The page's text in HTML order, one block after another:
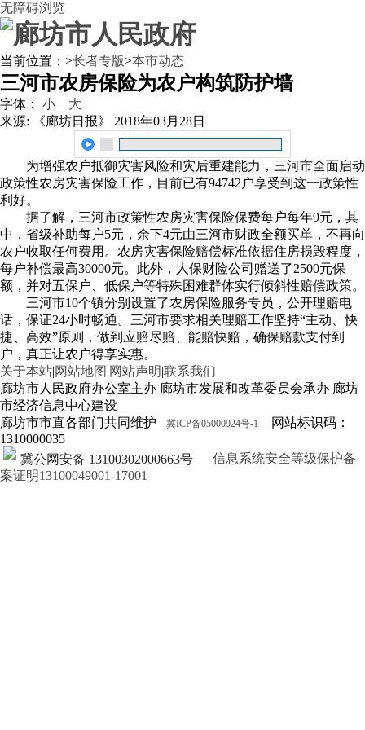
无障碍浏览
当前位置： >长者专版>本市动态
三河市农房保险为农户构筑防护墙
字体： 小
大
来源: 《廊坊日报》
2018年03月28日
为增强农户抵御灾害风险和灾后重建能力，三河市全面启动
政策性农房灾害保险工作，目前已有94742户享受到这一政策性
利好。
据了解，三河市政策性农房灾害保险保费每户每年9元，其
中，省级补助每户5元，余下4元由三河市财政全额买单，不再向
农户收取任何费用。农房灾害保险赔偿标准依据住房损毁程度，
每户补偿最高30000元。此外，人保财险公司赠送了2500元保
额，并对五保户、低保户等特殊困难群体实行倾斜性赔偿政策。
三河市10个镇分别设置了农房保险服务专员，公开理赔电
话，保证24小时畅通。三河市要求相关理赔工作坚持“主动、快
捷、高效”原则，做到应赔尽赔、能赔快赔，确保赔款支付到
户，真正让农户得享实惠。
关于本站|网站地图 |网站声明|联系我们
廊坊市人民政府办公室主办 廊坊市发展和改革委员会承办 廊坊
市经济信息中心建设
廊坊市市直各部门共同维护
冀ICP备05000924号-1
网站标识码：
1310000035
冀公网安备 13100302000663号
信息系统安全等级保护备
案证明13100049001-17001